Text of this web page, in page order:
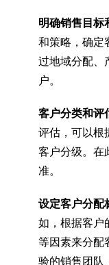
明确销售目标
和策略，确定
过地域分配、
户。
客户分类和评
评估，可以根
客户分级。在
准。
设定客户分配
如，根据客户
等因素来分配
验的销售团队